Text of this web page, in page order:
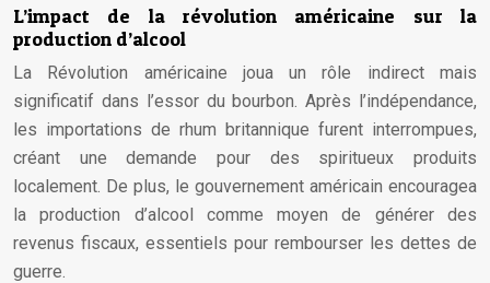
L’impact de la révolution américaine sur la
production d’alcool
La Révolution américaine joua un rôle indirect mais
significatif dans l’essor du bourbon. Après l’indépendance,
les importations de rhum britannique furent interrompues,
créant une demande pour des spiritueux produits
localement. De plus, le gouvernement américain encouragea
la production d’alcool comme moyen de générer des
revenus fiscaux, essentiels pour rembourser les dettes de
guerre.